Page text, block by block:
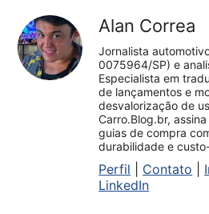
Alan Correa
Jornalista
0075964/SP) e
Especialista em
de lançamentos e
desvalorização de
Carro.Blog.br,
guias de compra
durabilidade e
Perfil Contato
LinkedIn